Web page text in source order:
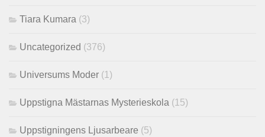
Tiara Kumara (3)
Uncategorized (376)
Universums Moder (1)
Uppstigna Mästarnas Mysterieskola (15)
Uppstigningens Ljusarbeare (5)